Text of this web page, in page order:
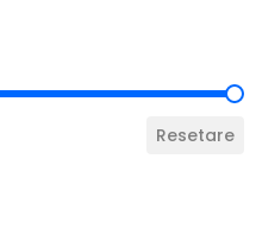
Resetare